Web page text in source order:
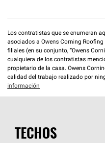
Los contratistas que se enumeran
asociados a Owens Corning
filiales (en su conjunto, “Owens
cualquiera de los contratistas
propietario de la casa. Owens
calidad del trabajo realizado por
información
TECHOS